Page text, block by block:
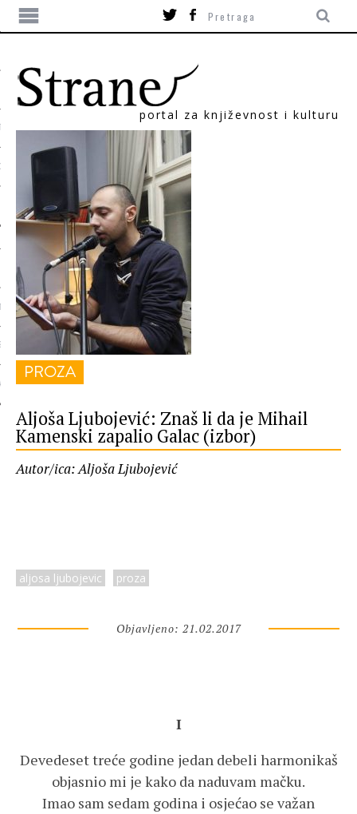
portal za književnost i kulturu
PROZA
Aljoša Ljubojević: Znaš li da je Mihail
Kamenski zapalio Galac (izbor)
Autor/ica: Aljoša Ljubojević
aljosa ljubojevic proza
Objavljeno: 21.02.2017
I
Devedeset treće godine jedan debeli harmonikaš
objasnio mi je kako da naduvam mačku.
Imao sam sedam godina i osjećao se važan